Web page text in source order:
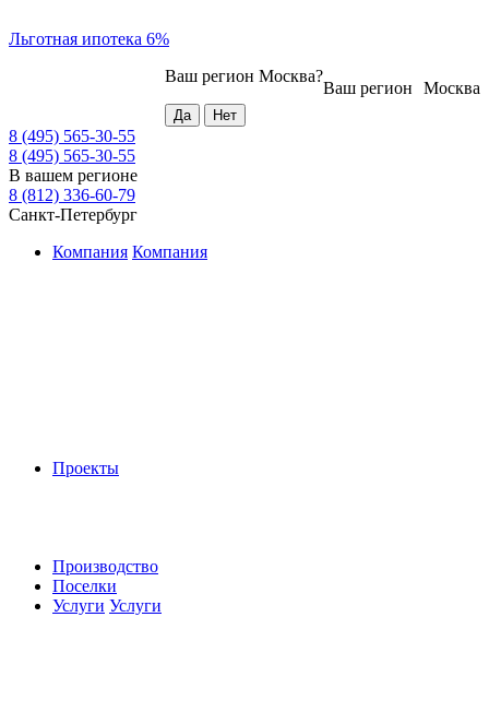
Льготная ипотека 6%
Москва
Ваш регион
Ваш регион Москва?
8 (495) 565-30-55
8 (495) 565-30-55
В вашем регионе
8 (812) 336-60-79
Санкт-Петербург
Компания Компания
Проекты
Производство
Поселки
Услуги Услуги